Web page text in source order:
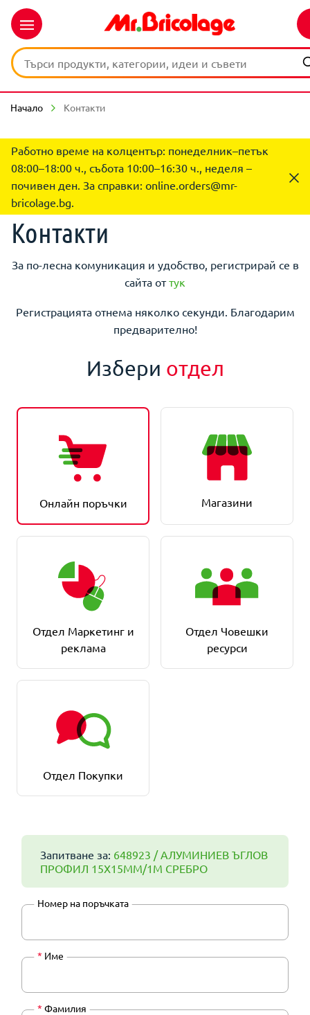
Начало Контакти
Работно време на колцентър: понеделник–петък
08:00–18:00 ч., събота 10:00–16:30 ч., неделя –
почивен ден. За справки: online.orders@mr-
bricolage.bg.
Контакти
За по-лесна комуникация и удобство, регистрирай се в
сайта оттук
Регистрацията отнема няколко секунди. Благодарим
предварително!
Избери отдел
Онлайн поръчки Магазини
Отдел Маркетинг и
реклама
Отдел Човешки
ресурси
Отдел Покупки
Запитване за: 648923 / АЛУMИНИЕВ ЪГЛОВ
ПРОФИЛ 15X15MM/1M СРЕБРО
Номер на поръчката
* Име
* Фамилия